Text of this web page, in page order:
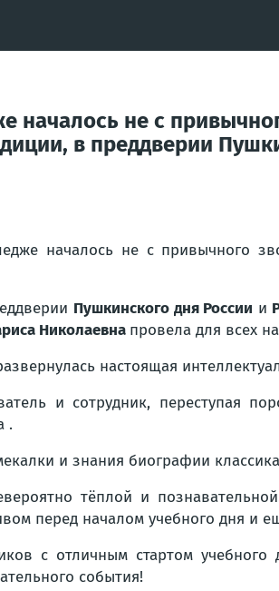
не с
в преддверии
началось не с привычного
Пушкинского дня России и
Николаевна провела для всех
настоящая
и сотрудник, переступая
.
и знания биографии
тёплой и
перед началом учебного дня и
с отличным стартом
события!